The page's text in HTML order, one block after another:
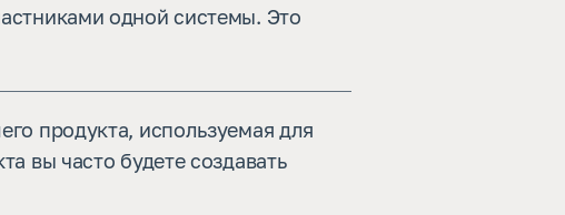
одной системы. Это
продукта, используемая для
вы часто будете создавать